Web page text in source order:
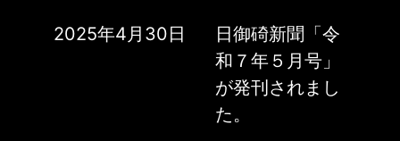
2025年4月30日
日御碕新聞「令
和７年５月号」
が発刊されまし
た。